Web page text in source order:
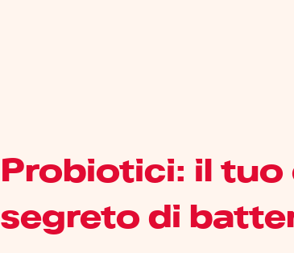
Probiotici: il tuo
segreto di